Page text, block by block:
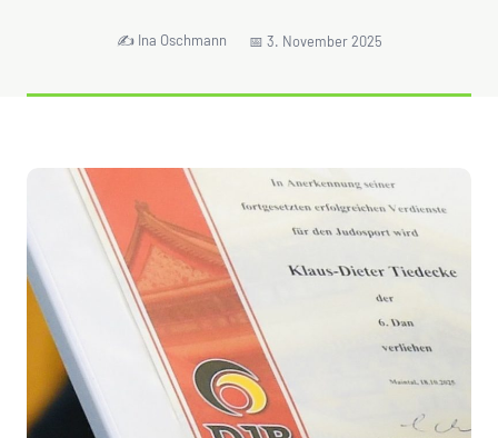
Ina Oschmann 3. November 2025